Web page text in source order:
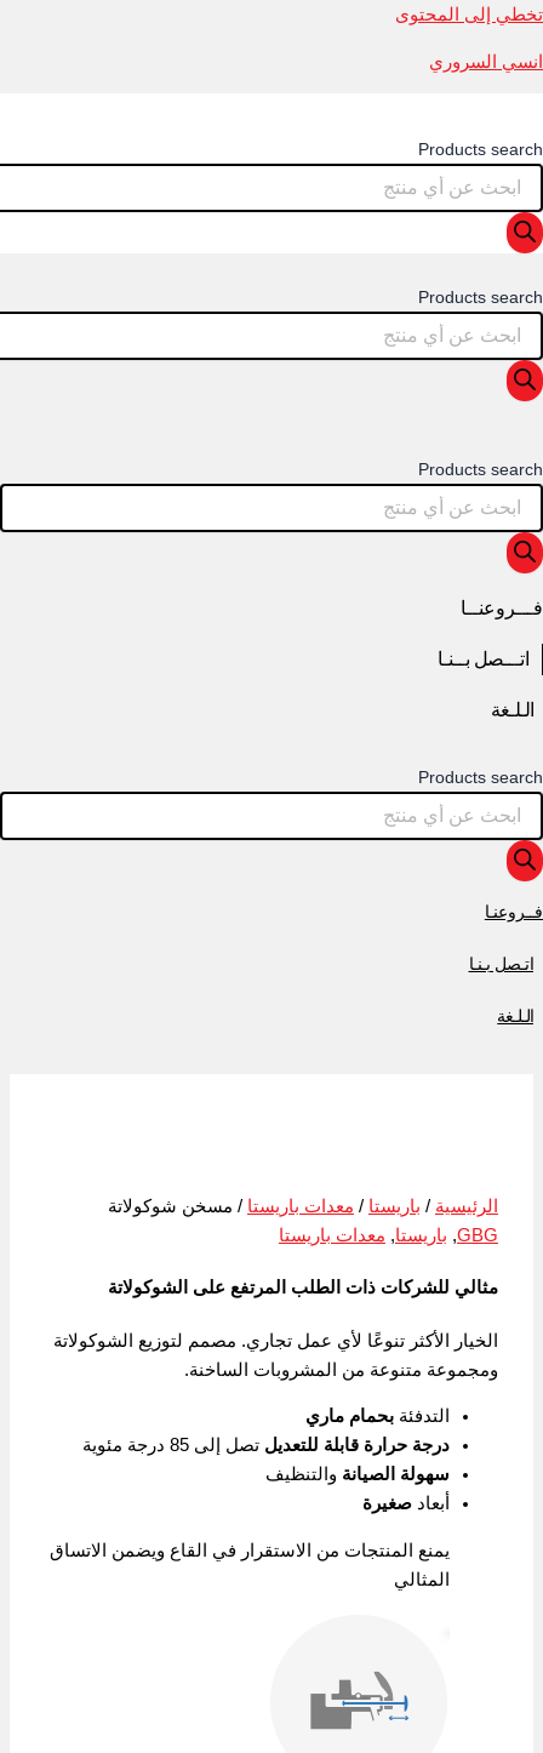
تخطي إلى المحتوى
انسي السروري
Products search
Products search
Products search
فـــروعنــا
اتـــصل بــنـا
الـلـغة
Products search
فــروعنـا
اتـصل بـنـا
الـلـغة
الرئيسية / باريستا / معدات باريستا / مسخن شوكولاتة
GBG
, باريستا, معدات باريستا
مثالي للشركات ذات الطلب المرتفع على الشوكولاتة
الخيار الأكثر تنوعًا لأي عمل تجاري. مصمم لتوزيع الشوكولاتة
ومجموعة متنوعة من المشروبات الساخنة.
التدفئةبحمام ماري
درجة حرارة قابلة للتعديل تصل إلى 85 درجة مئوية
سهولة الصيانة والتنظيف
أبعادصغيرة
يمنع المنتجات من الاستقرار في القاع ويضمن الاتساق
المثالي